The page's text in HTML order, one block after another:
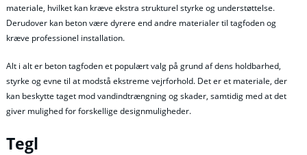
materiale, hvilket kan kræve ekstra strukturel styrke og understøttelse.
Derudover kan beton være dyrere end andre materialer til tagfoden og
kræve professionel installation.
Alt i alt er beton tagfoden et populært valg på grund af dens holdbarhed,
styrke og evne til at modstå ekstreme vejrforhold. Det er et materiale, der
kan beskytte taget mod vandindtrængning og skader, samtidig med at det
giver mulighed for forskellige designmuligheder.
Tegl